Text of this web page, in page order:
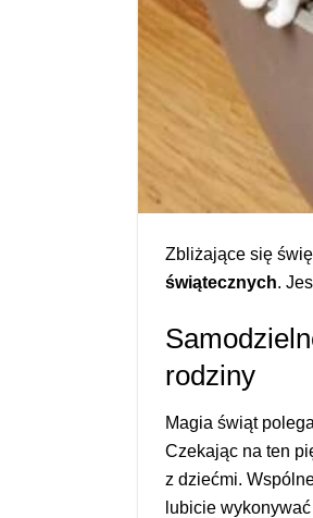
Zbliżające się
świątecznych.
rodziny
Magia świąt
Czekając na ten
z dziećmi.
lubicie